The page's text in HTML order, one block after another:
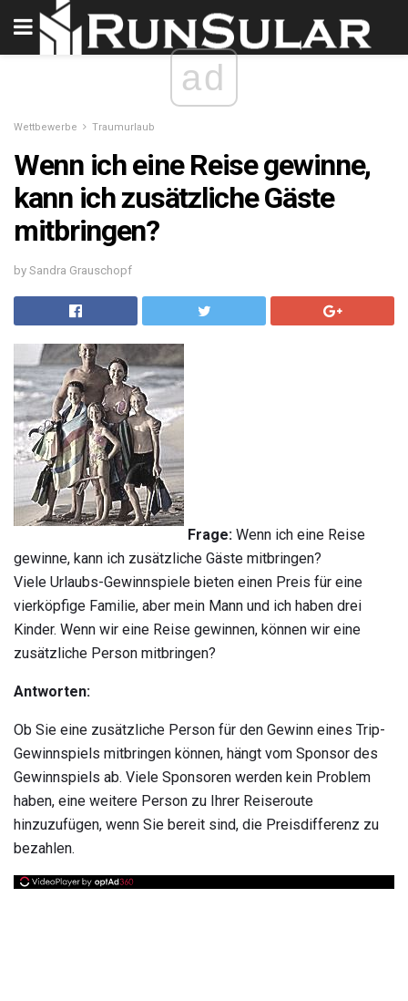
ad
Wettbewerbe Traumurlaub
Wenn ich eine Reise gewinne,
kann ich zusätzliche Gäste
mitbringen?
by Sandra Grauschopf
Frage: Wenn ich eine Reise
gewinne, kann ich zusätzliche Gäste mitbringen?
Viele Urlaubs-Gewinnspiele bieten einen Preis für eine
vierköpfige Familie, aber mein Mann und ich haben drei
Kinder. Wenn wir eine Reise gewinnen, können wir eine
zusätzliche Person mitbringen?
Antworten:
Ob Sie eine zusätzliche Person für den Gewinn eines Trip-
Gewinnspiels mitbringen können, hängt vom Sponsor des
Gewinnspiels ab. Viele Sponsoren werden kein Problem
haben, eine weitere Person zu Ihrer Reiseroute
hinzuzufügen, wenn Sie bereit sind, die Preisdifferenz zu
bezahlen.